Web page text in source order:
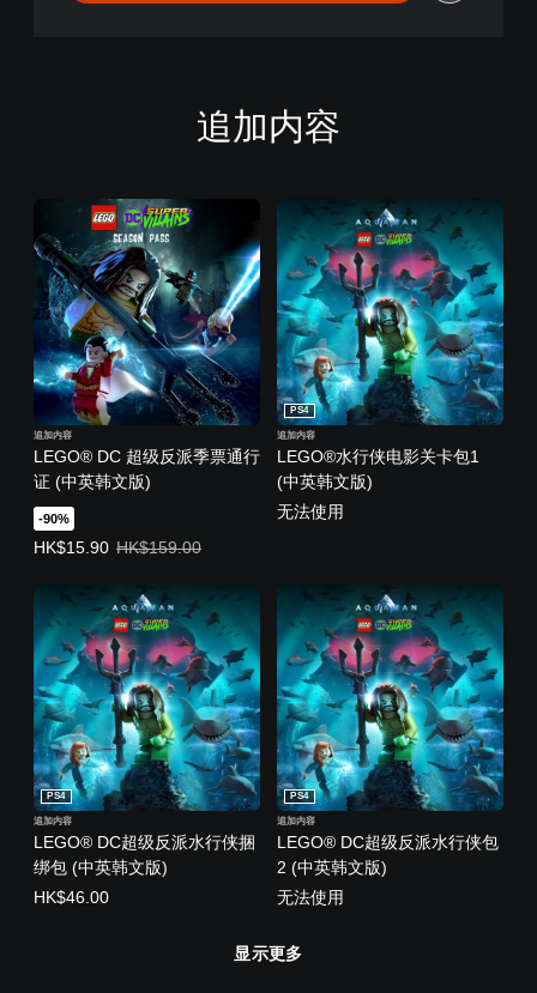
追加内容
LEGO® DC 超级反派季票通行
证 (中英韩文版)
追加内容
-90%
HK$15.90
优惠价格，HK$15.90。原始价格，HK$159.00。
HK$159.00
LEGO®水行侠电影关卡包1
(中英韩文版)
PS4
追加内容
无法使用
LEGO® DC超级反派水行侠捆
绑包 (中英韩文版)
PS4
追加内容
HK$46.00
LEGO® DC超级反派水行侠包
2 (中英韩文版)
PS4
追加内容
无法使用
显示更多